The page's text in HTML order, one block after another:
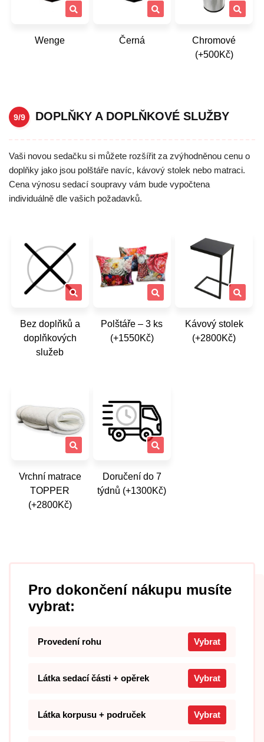
Wenge Černá
Chromové
(+500Kč)
9/9 DOPLŇKY A DOPLŇKOVÉ SLUŽBY
Vaši novou sedačku si můžete rozšířit za zvýhodněnou cenu o
doplňky jako jsou polštáře navíc, kávový stolek nebo matraci.
Cena výnosu sedací soupravy vám bude vypočtena
individuálně dle vašich požadavků.
Bez doplňků a
doplňkových
služeb
Polštáře – 3 ks
(+1550Kč)
Kávový stolek
(+2800Kč)
Vrchní matrace
TOPPER
(+2800Kč)
Doručení do 7
týdnů (+1300Kč)
Pro dokončení nákupu musíte
vybrat:
Provedení rohu Vybrat
Látka sedací části + opěrek Vybrat
Látka korpusu + područek Vybrat